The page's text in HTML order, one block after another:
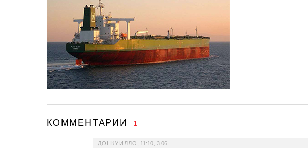
КОММЕНТАРИИ 1
ДОНКУИЛЛО 11:10, 3.06